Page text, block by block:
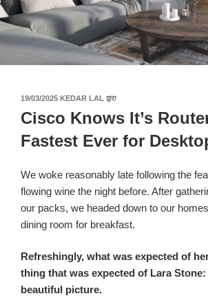
19/03/2025 पर
किया
KEDAR LAL द्वारा
Cisco Knows It’s
Fastest Ever for
We woke reasonably late following the
flowing wine the night before. After
our packs, we headed down to our
dining room for breakfast.
Refreshingly, what was expected of
thing that was expected of Lara Stone:
beautiful picture.